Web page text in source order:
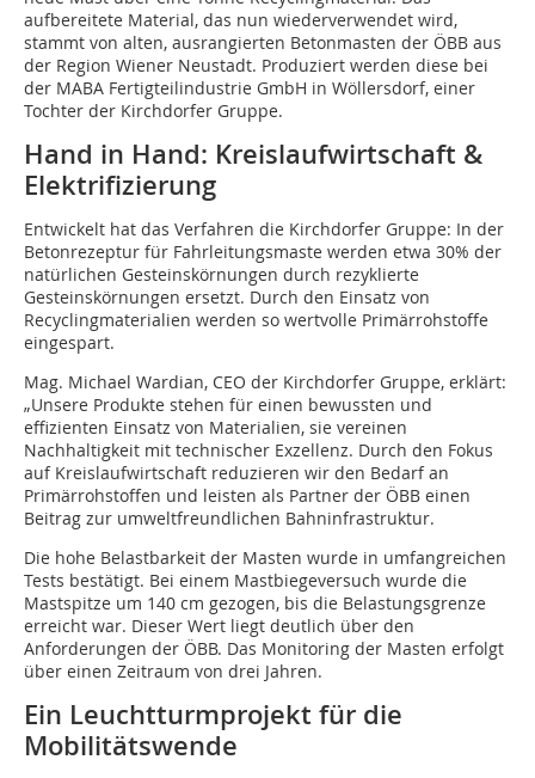
aufbereitete Material, das nun wiederverwendet wird,
stammt von alten, ausrangierten Betonmasten der ÖBB aus
der Region Wiener Neustadt. Produziert werden diese bei
der MABA Fertigteilindustrie GmbH in Wöllersdorf, einer
Tochter der Kirchdorfer Gruppe.
Hand in Hand: Kreislaufwirtschaft &
Elektrifizierung
Entwickelt hat das Verfahren die Kirchdorfer Gruppe: In der
Betonrezeptur für Fahrleitungsmaste werden etwa 30% der
natürlichen Gesteinskörnungen durch rezyklierte
Gesteinskörnungen ersetzt. Durch den Einsatz von
Recyclingmaterialien werden so wertvolle Primärrohstoffe
eingespart.
Mag. Michael Wardian, CEO der Kirchdorfer Gruppe, erklärt:
„Unsere Produkte stehen für einen bewussten und
effizienten Einsatz von Materialien, sie vereinen
Nachhaltigkeit mit technischer Exzellenz. Durch den Fokus
auf Kreislaufwirtschaft reduzieren wir den Bedarf an
Primärrohstoffen und leisten als Partner der ÖBB einen
Beitrag zur umweltfreundlichen Bahninfrastruktur.
Die hohe Belastbarkeit der Masten wurde in umfangreichen
Tests bestätigt. Bei einem Mastbiegeversuch wurde die
Mastspitze um 140 cm gezogen, bis die Belastungsgrenze
erreicht war. Dieser Wert liegt deutlich über den
Anforderungen der ÖBB. Das Monitoring der Masten erfolgt
über einen Zeitraum von drei Jahren.
Ein Leuchtturmprojekt für die
Mobilitätswende